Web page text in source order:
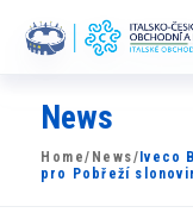
Komora
News
News
Home/ News/ Iveco
pro Pobřeží